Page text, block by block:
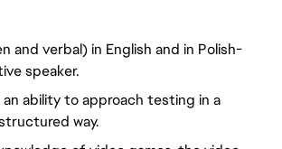
and verbal) in English and in Polish-
speaker.
ability to approach testing in a
way.